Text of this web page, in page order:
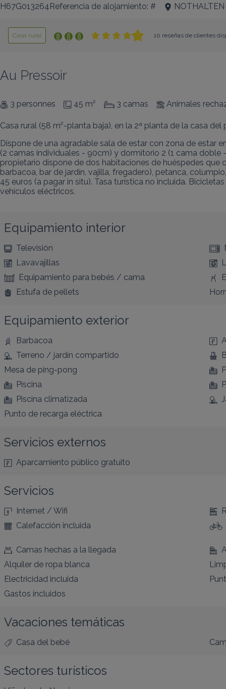
H67G013264Referencia de alojamiento: # NOTHALTEN
Casa rural 10 reseñas de clientes
Au Pressoir
3 personnes 45 m² 3 camas Animales
Casa rural (58 m²-planta baja), en la 2ª planta de la casa
Dispone de una agradable sala de estar con zona de estar
(2 camas individuales - 90cm) y dormitorio 2 (1 cama
propietario dispone de dos habitaciones de huéspedes
barbacoa, bar de jardín, vajilla, fregadero), petanca,
45 euros (a pagar in situ). Tasa turística no incluida.
vehículos eléctricos.
Equipamiento interior
Televisión
Lavavajillas
Equipamiento para bebés / cama
Estufa de pellets
Equipamiento exterior
Barbacoa
Terreno / jardín compartido
Mesa de ping-pong
Piscina
Piscina climatizada
Punto de recarga eléctrica
Servicios externos
Aparcamiento público gratuito
Servicios
Internet / Wifi
Calefacción incluida
Camas hechas a la llegada
Alquiler de ropa blanca
Electricidad incluida
Gastos incluidos
Vacaciones temáticas
Casa del bebé
Sectores turísticos